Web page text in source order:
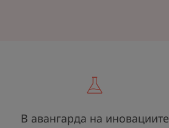
В авангарда на иновациите